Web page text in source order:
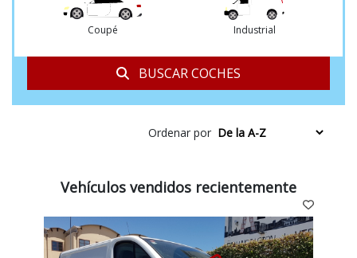
Coupé Industrial
BUSCAR COCHES
Ordenar por
Vehículos vendidos recientemente